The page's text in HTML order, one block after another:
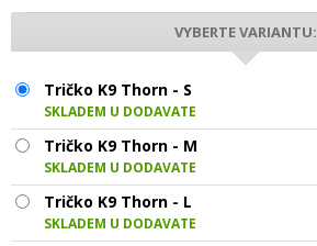
VYBERTE VARIANTU:
Tričko K9 Thorn - S
SKLADEM U DODAVATELE
Tričko K9 Thorn - M
SKLADEM U DODAVATELE
Tričko K9 Thorn - L
SKLADEM U DODAVATELE